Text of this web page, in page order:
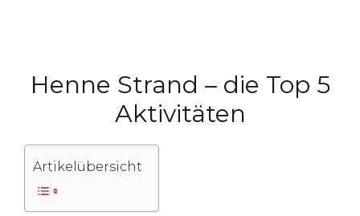
Henne Strand – die Top 5
Aktivitäten
Artikelübersicht